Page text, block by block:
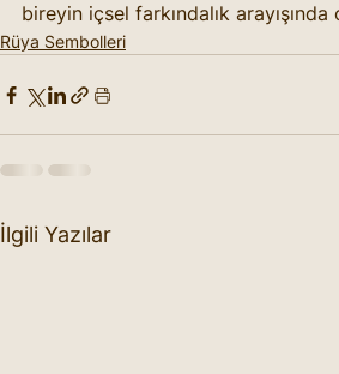
bireyin içsel farkındalık
Rüya Sembolleri
İlgili Yazılar